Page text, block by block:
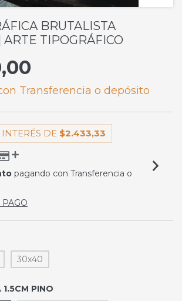
BRUTALISTA
TIPOGRÁFICO
Transferencia o depósito
DE $2.433,33
pagando con Transferencia o
30x40
PINO